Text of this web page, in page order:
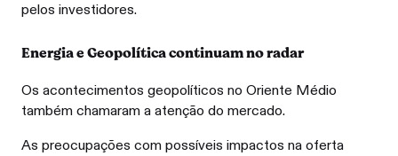
pelos investidores.
Energia e Geopolítica continuam no radar
Os acontecimentos geopolíticos no Oriente Médio
também chamaram a atenção do mercado.
As preocupações com possíveis impactos na oferta